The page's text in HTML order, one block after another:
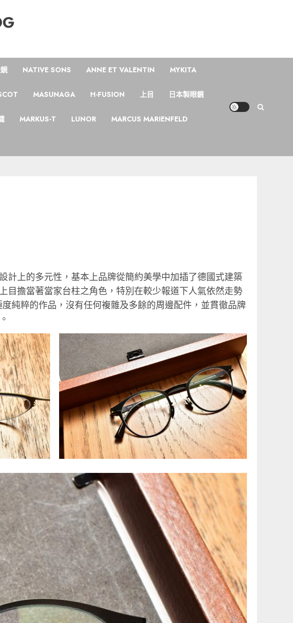
NATIVE SONS ANNE ET VALENTIN MYKITA
MASUNAGA H-FUSION 上目 日本製眼鏡
MARKUS-T LUNOR MARCUS MARIENFELD
上的多元性，基本上品牌從簡約美學中加插了德國式建築
擔當著當家台柱之角色，特別在較少報道下人氣依然走勢
純粹的作品，沒有任何複雜及多餘的周邊配件，並貫徹品牌